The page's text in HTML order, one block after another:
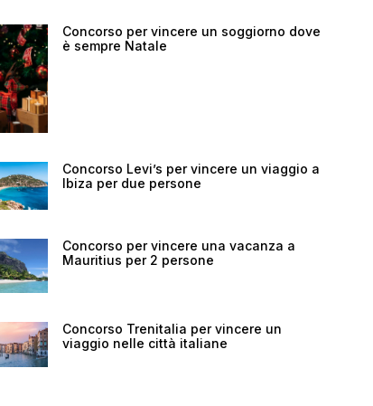
Concorso per vincere un soggiorno dove
è sempre Natale
Concorso Levi’s per vincere un viaggio a
Ibiza per due persone
Concorso per vincere una vacanza a
Mauritius per 2 persone
Concorso Trenitalia per vincere un
viaggio nelle città italiane